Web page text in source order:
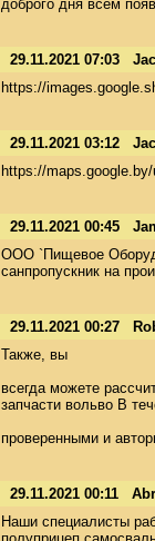
доброго дня всем
29.11.2021 07:03
https://
29.11.2021 03:12
https://
29.11.2021 00:45
ООО `Пищевое
санпропускник на
29.11.2021 00:27
Также, вы
всегда можете
запчасти вольво В
проверенными и
29.11.2021 00:11
Наши специалисты
полуприцеп